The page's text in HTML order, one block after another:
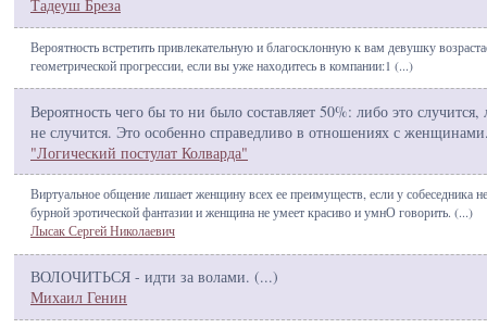
Тадеуш Бреза
Вероятность встретить привлекательную и благосклонную к вам девушку
геометрической прогрессии, если вы уже находитесь в компании:1 (...)
Вероятность чего бы то ни было составляет 50%: либо это случится,
не случится. Это особенно справедливо в отношениях с
"Логический постулат Колварда"
Виртуальное общение лишает женщину всех ее преимуществ, если у собеседника
бурной эротической фантазии и женщина не умеет красиво и умнО говорить. (...)
Лысак Сергей Николаевич
ВОЛОЧИТЬСЯ - идти за волами. (...)
Михаил Генин